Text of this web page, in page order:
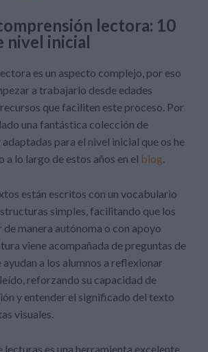
lectora: 10
nivel inicial
es un aspecto complejo, por eso
a trabajarlo desde edades
que faciliten este proceso. Por
una fantástica colección de
para el nivel inicial que os he
lo largo de estos años en el blog.
están escritos con un vocabulario
simples, facilitando que los
de manera autónoma o con apoyo
viene acompañada de preguntas de
a los alumnos a reflexionar
reforzando su capacidad de
y entender el significado del texto
visuales.
lecturas es una herramienta excelente